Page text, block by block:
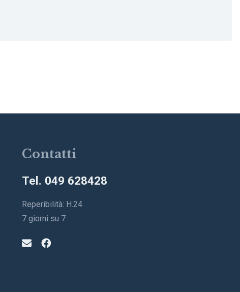
Contatti
Tel. 049 628428
Reperibilità: H.24
7 giorni su 7